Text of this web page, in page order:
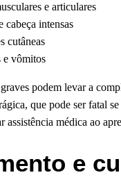
e articulares
cabeça intensas
cutâneas
e vômitos
podem levar a
que pode ser fatal
assistência médica ao
e